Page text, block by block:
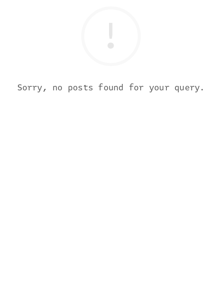
Sorry, no posts found for your query.